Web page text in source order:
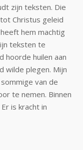
zijn teksten. Die
Christus geleid
hem machtig
teksten te
hoorde huilen aan
wilde plegen. Mijn
van de
te nemen. Binnen
is kracht in